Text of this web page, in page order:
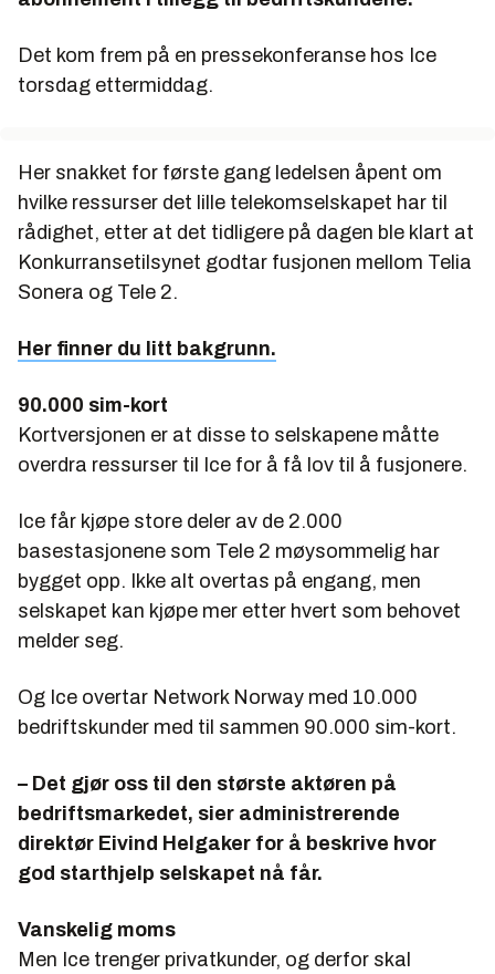
Det kom frem på en pressekonferanse hos Ice
torsdag ettermiddag.
Her snakket for første gang ledelsen åpent om
hvilke ressurser det lille telekomselskapet har til
rådighet, etter at det tidligere på dagen ble klart at
Konkurransetilsynet godtar fusjonen mellom Telia
Sonera og Tele 2.
Her finner du litt bakgrunn.
90.000 sim-kort
Kortversjonen er at disse to selskapene måtte
overdra ressurser til Ice for å få lov til å fusjonere.
Ice får kjøpe store deler av de 2.000
basestasjonene som Tele 2 møysommelig har
bygget opp. Ikke alt overtas på engang, men
selskapet kan kjøpe mer etter hvert som behovet
melder seg.
Og Ice overtar Network Norway med 10.000
bedriftskunder med til sammen 90.000 sim-kort.
– Det gjør oss til den største aktøren på
bedriftsmarkedet, sier administrerende
direktør Eivind Helgaker for å beskrive hvor
god starthjelp selskapet nå får.
Vanskelig moms
Men Ice trenger privatkunder, og derfor skal